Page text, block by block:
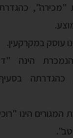
עוסק במקרקעין.
הינה
המגורים הינו